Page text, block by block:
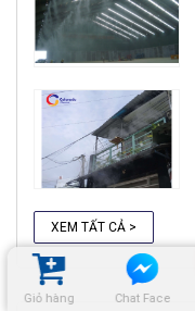
Giỏ hàng Chat Face
XEM TẤT CẢ >